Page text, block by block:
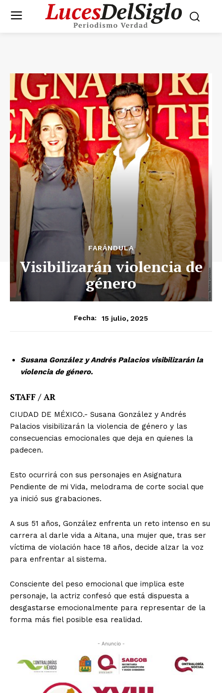
FARÁNDULA
Visibilizarán violencia de
género
Fecha: 15 julio, 2025
Susana González y Andrés Palacios visibilizarán la
violencia de género.
STAFF / AR
CIUDAD DE MÉXICO.- Susana González y Andrés
Palacios visibilizarán la violencia de género y las
consecuencias emocionales que deja en quienes la
padecen.
Esto ocurrirá con sus personajes en Asignatura
Pendiente de mi Vida, melodrama de corte social que
ya inició sus grabaciones.
A sus 51 años, González enfrenta un reto intenso en su
carrera al darle vida a Aitana, una mujer que, tras ser
víctima de violación hace 18 años, decide alzar la voz
para enfrentar al sistema.
Consciente del peso emocional que implica este
personaje, la actriz confesó que está dispuesta a
desgastarse emocionalmente para representar de la
forma más fiel posible esa realidad.
- Anuncio -